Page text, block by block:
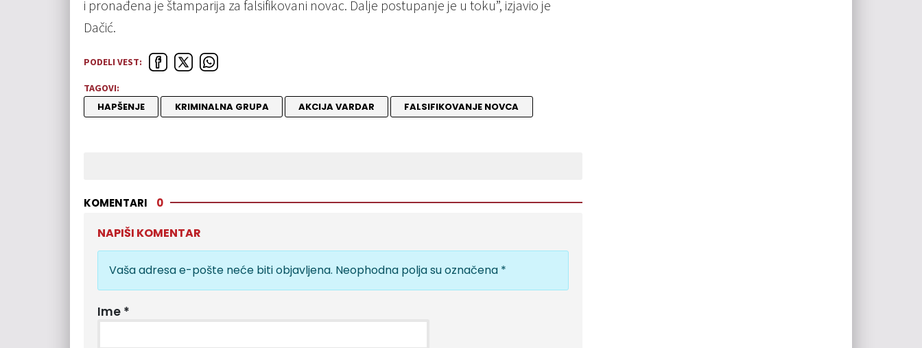
i pronađena je štamparija za falsifikovani novac. Dalje postupanje je u toku”, izjavio je
Dačić.
PODELI VEST:
TAGOVI:
HAPŠENJE KRIMINALNA GRUPA AKCIJA VARDAR FALSIFIKOVANJE NOVCA
KOMENTARI 0
NAPIŠI KOMENTAR
Vaša adresa e-pošte neće biti objavljena. Neophodna polja su označena *
Ime *